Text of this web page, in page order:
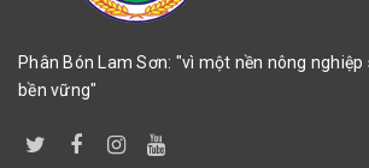
Phân Bón Lam Sơn: "vì một nền nông nghiệp
bền vững"